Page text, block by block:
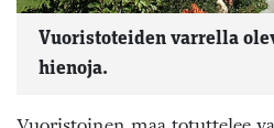
Vuoristoteiden varrella
hienoja.